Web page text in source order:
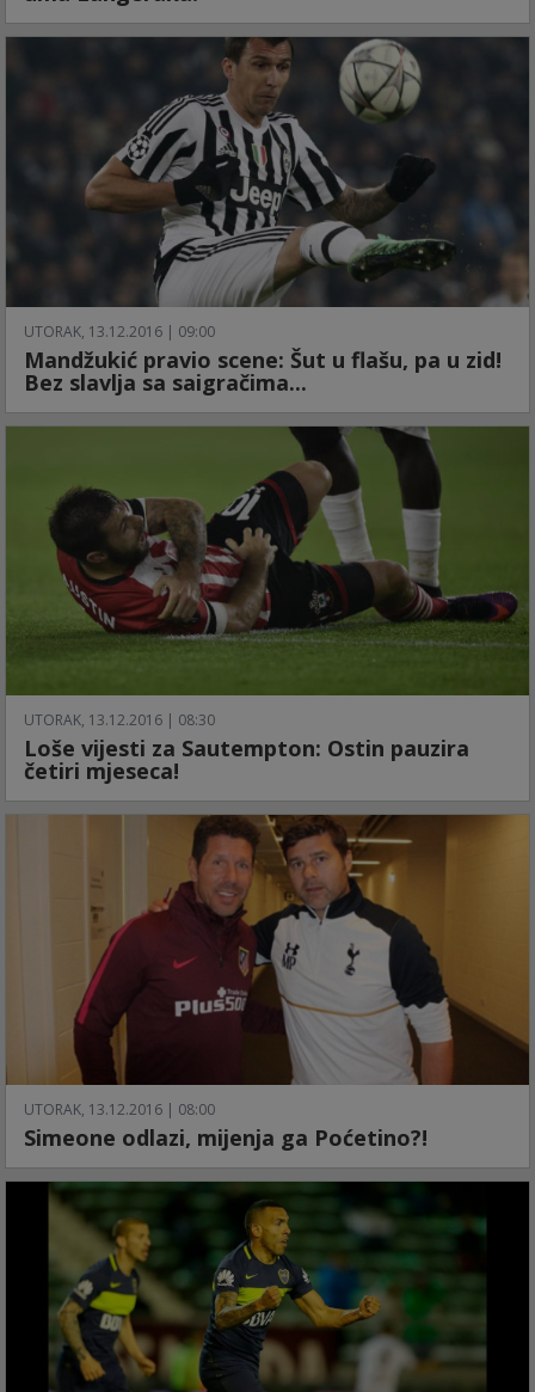
UTORAK, 13.12.2016 | 09:00
Mandžukić pravio scene: Šut u flašu, pa u zid!
Bez slavlja sa saigračima...
UTORAK, 13.12.2016 | 08:30
Loše vijesti za Sautempton: Ostin pauzira
četiri mjeseca!
UTORAK, 13.12.2016 | 08:00
Simeone odlazi, mijenja ga Poćetino?!